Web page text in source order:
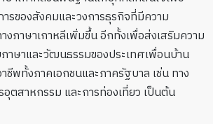
รของสังคมและวงการธุรกิจที่มีความ
งภาษาเกาหลีเพิ่มขึ้น อีกทั้งเพื่อส่งเสริมความ
ภาษาและวัฒนธรรมของประเทศเพื่อนบ้าน
ชีพทั้งภาคเอกชนและภาครัฐบาล เช่น ทาง
ตสาหกรรม และการท่องเที่ยว เป็นต้น